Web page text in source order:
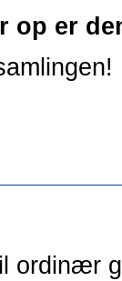
op er
ordinær